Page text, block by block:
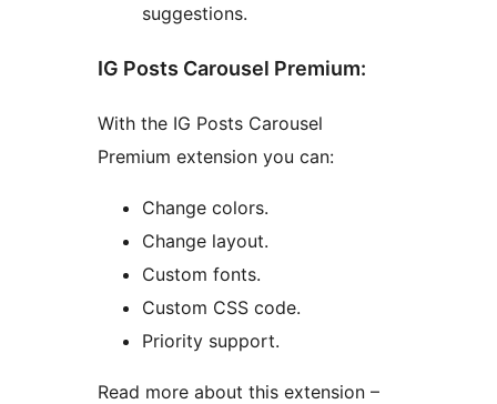
suggestions.
IG Posts Carousel Premium:
With the IG Posts Carousel
Premium extension you can:
Change colors.
Change layout.
Custom fonts.
Custom CSS code.
Priority support.
Read more about this extension –